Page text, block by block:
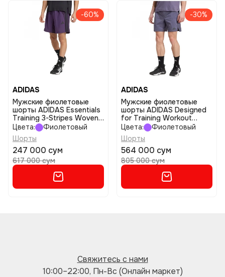
-60%
ADIDAS
Мужские фиолетовые
шорты ADIDAS Essentials
Training 3-Stripes Woven
размер s
Цвета:
Фиолетовый
Шорты
247 000 сум
617 000 сум
-30%
ADIDAS
Мужские фиолетовые
шорты ADIDAS Designed
for Training Workout
размер m
Цвета:
Фиолетовый
Шорты
564 000 сум
805 000 сум
Свяжитесь с нами
10:00–22:00, Пн-Вс (Онлайн маркет)